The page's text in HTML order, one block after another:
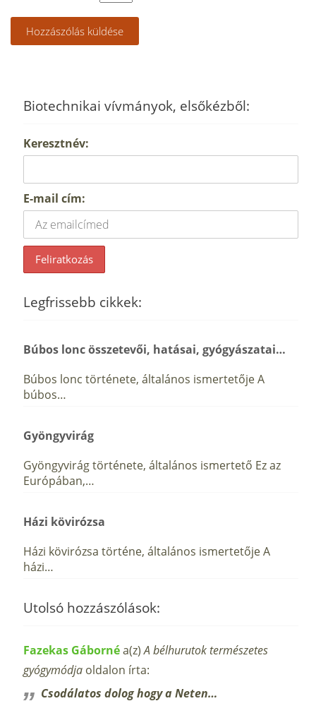
Biotechnikai vívmányok, elsőkézből:
Keresztnév:
E-mail cím:
Legfrissebb cikkek:
Búbos lonc összetevői, hatásai, gyógyászatai…
Búbos lonc története, általános ismertetője A
búbos…
Gyöngyvirág
Gyöngyvirág története, általános ismertető Ez az
Európában,…
Házi kövirózsa
Házi kövirózsa történe, általános ismertetője A
házi…
Utolsó hozzászólások:
Fazekas Gábornéa(z)A bélhurutok természetes
gyógymódja oldalon írta:
Csodálatos dolog hogy a Neten…